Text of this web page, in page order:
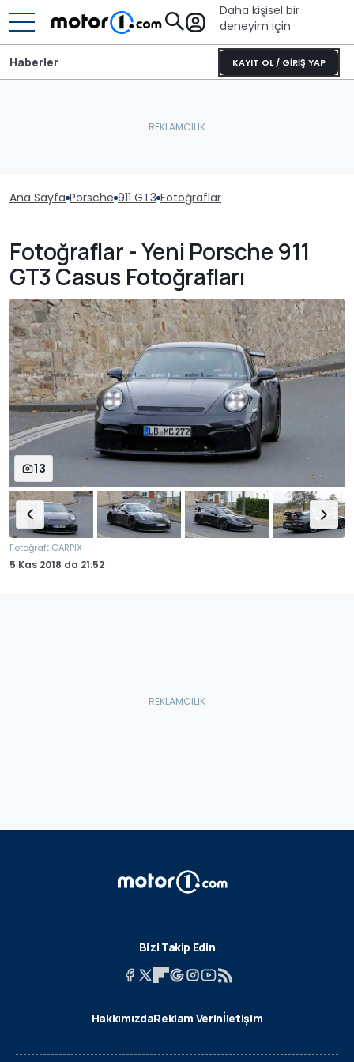
Daha kişisel bir
deneyim için
KAYIT OL / GİRİŞ YAP
Haberler
Ana Sayfa Porsche 911 GT3 Fotoğraflar
Fotoğraflar - Yeni Porsche 911
GT3 Casus Fotoğrafları
13
Fotoğraf: CARPIX
5 Kas 2018 da 21:52
Bizi Takip Edin
HakkımızdaReklam Verinİletişim